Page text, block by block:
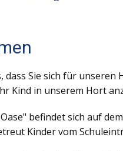
dass Sie sich für unseren
Kind in unserem Hort
befindet sich auf
Kinder vom